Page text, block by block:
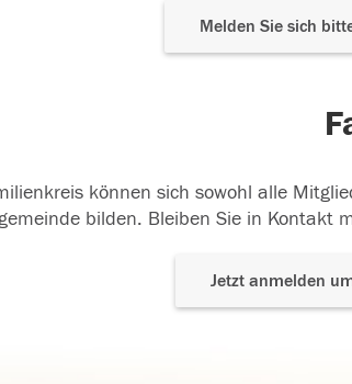
Melden Sie sich
können sich sowohl alle
bilden. Bleiben Sie in Kontakt
Jetzt anmelden